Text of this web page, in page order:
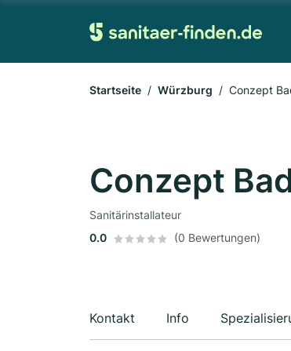
Startseite Würzburg Conzept
Conzept
Sanitärinstallateur
0.0
(0 Bewertungen)
Kontakt Info